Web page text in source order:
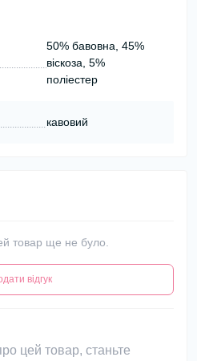
50% бавовна, 45%
віскоза, 5%
поліестер
кавовий
товар ще не було.
відгук
цей товар, станьте